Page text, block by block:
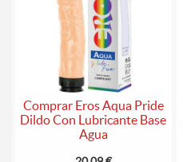
Comprar Eros Aqua Pride
Dildo Con Lubricante Base
Agua